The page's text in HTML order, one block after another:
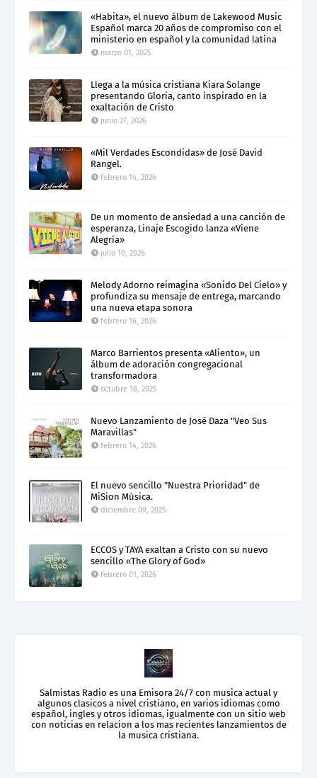
«Habita», el nuevo álbum de Lakewood Music
Español marca 20 años de compromiso con el
ministerio en español y la comunidad latina
marzo 01, 2025
Llega a la música cristiana Kiara Solange
presentando Gloria, canto inspirado en la
exaltación de Cristo
junio 27, 2026
«Mil Verdades Escondidas» de José David
Rangel.
febrero 14, 2026
De un momento de ansiedad a una canción de
esperanza, Linaje Escogido lanza «Viene
Alegría»
julio 10, 2026
Melody Adorno reimagina «Sonido Del Cielo» y
profundiza su mensaje de entrega, marcando
una nueva etapa sonora
febrero 16, 2026
Marco Barrientos presenta «Aliento», un
álbum de adoración congregacional
transformadora
octubre 18, 2025
Nuevo Lanzamiento de José Daza "Veo Sus
Maravillas"
febrero 14, 2026
El nuevo sencillo "Nuestra Prioridad" de
MiSion Música.
diciembre 09, 2025
ECCOS y TAYA exaltan a Cristo con su nuevo
sencillo «The Glory of God»
febrero 01, 2026
Salmistas Radio es una Emisora 24/7 con musica actual y
algunos clasicos a nivel cristiano, en varios idiomas como
español, ingles y otros idiomas, igualmente con un sitio web
con noticias en relacion a los mas recientes lanzamientos de
la musica cristiana.